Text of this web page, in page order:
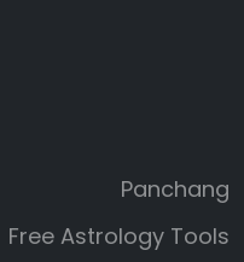
Panchang
Free Astrology Tools